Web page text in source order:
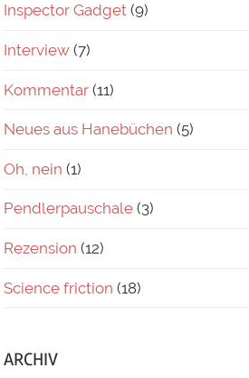
Inspector Gadget (9)
Interview (7)
Kommentar (11)
Neues aus Hanebüchen (5)
Oh, nein (1)
Pendlerpauschale (3)
Rezension (12)
Science friction (18)
ARCHIV